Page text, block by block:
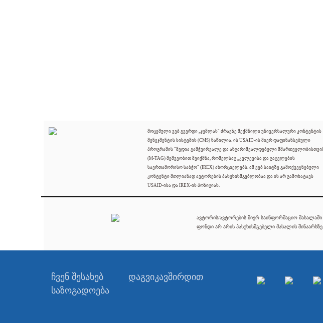
მოცემული ვებ გვერდი „ჯუმლას" ძრავზე შექმნილი უნივერსალური კონტენტის
მენეჯმენტის სისტემის (CMS) ნაწილია. ის USAID-ის მიერ დაფინანსებული
პროგრამის "მედია გამჭვირვალე და ანგარიშვალდებული
(M-TAG) მეშვეობით შეიქმნა, რომელსაც „კვლევისა და გაცვლების
საერთაშორისო საბჭო" (IREX) ახორციელებს. ამ ვებ საიტზე გამოქვეყნებული
კონტენტი მთლიანად ავტორების პასუხისმგებლობაა და ის არ გამოხატავს
USAID-ისა და IREX-ის პოზიციას.
ავტორის/ავტორების მიერ საინფორმაციო
ფონდი არ არის პასუხისმგებელი მასალის შინაარსზე.
ჩვენ შესახებ
დაგვიკავშირდით
საზოგადოება